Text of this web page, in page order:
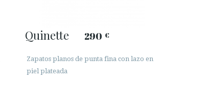
Quinette 290 €
Zapatos planos de punta fina con lazo en
piel plateada